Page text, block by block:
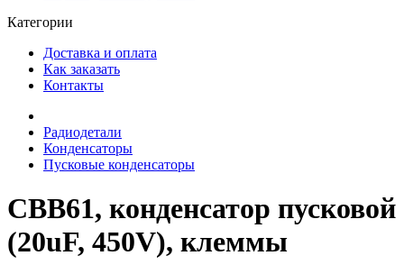
Категории
Доставка и оплата
Как заказать
Контакты
Радиодетали
Конденсаторы
Пусковые конденсаторы
CBB61, конденсатор пусковой
(20uF, 450V), клеммы